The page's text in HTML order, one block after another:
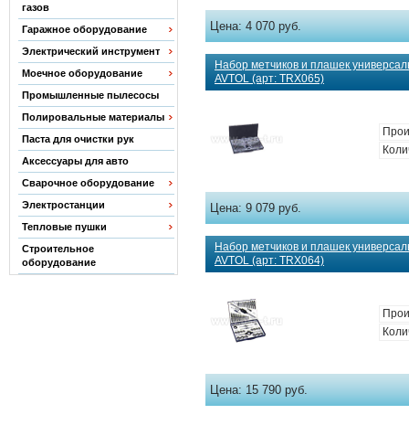
газов
Гаражное оборудование
Электрический инструмент
Моечное оборудование
Промышленные пылесосы
Полировальные материалы
Паста для очистки рук
Аксессуары для авто
Сварочное оборудование
Электростанции
Тепловые пушки
Строительное
оборудование
Цена:4 070 руб.
Набор метчиков и плашек
AVTOL (арт: TRX065)
Цена:9 079 руб.
Набор метчиков и плашек
AVTOL (арт: TRX064)
Цена:15 790 руб.